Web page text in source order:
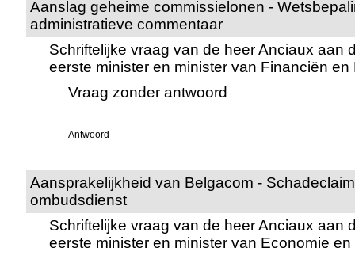
Aanslag geheime commissielonen -
administratieve commentaar
Schriftelijke vraag van de heer Anciaux aan
eerste minister en minister van Financiën
Vraag zonder antwoord
Antwoord
Aansprakelijkheid van Belgacom -
ombudsdienst
Schriftelijke vraag van de heer Anciaux aan
eerste minister en minister van Economie